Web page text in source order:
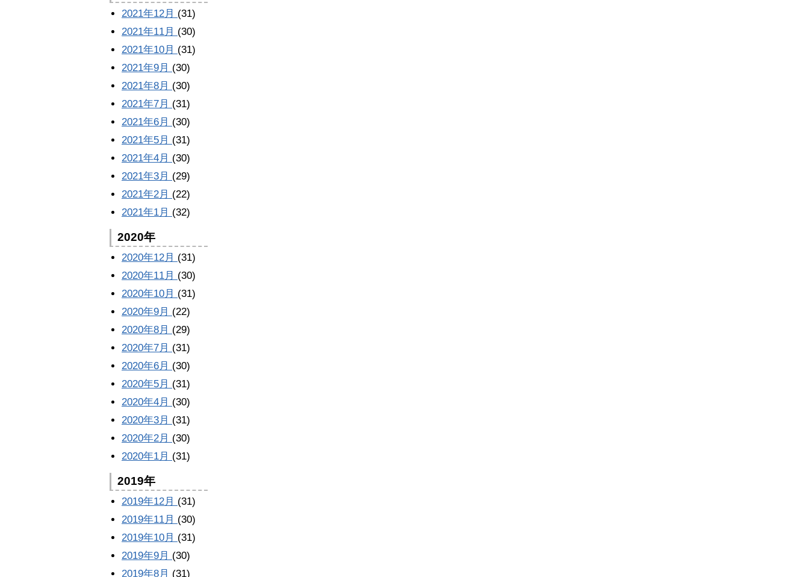
2021年12月 (31)
2021年11月 (30)
2021年10月 (31)
2021年9月 (30)
2021年8月 (30)
2021年7月 (31)
2021年6月 (30)
2021年5月 (31)
2021年4月 (30)
2021年3月 (29)
2021年2月 (22)
2021年1月 (32)
2020年
2020年12月 (31)
2020年11月 (30)
2020年10月 (31)
2020年9月 (22)
2020年8月 (29)
2020年7月 (31)
2020年6月 (30)
2020年5月 (31)
2020年4月 (30)
2020年3月 (31)
2020年2月 (30)
2020年1月 (31)
2019年
2019年12月 (31)
2019年11月 (30)
2019年10月 (31)
2019年9月 (30)
2019年8月 (31)